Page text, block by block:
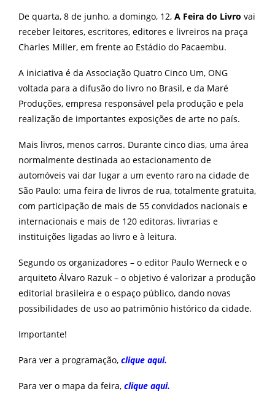
De quarta, 8 de junho, a domingo, 12, A Feira do Livro vai
receber leitores, escritores, editores e livreiros na praça
Charles Miller, em frente ao Estádio do Pacaembu.
A iniciativa é da Associação Quatro Cinco Um, ONG
voltada para a difusão do livro no Brasil, e da Maré
Produções, empresa responsável pela produção e pela
realização de importantes exposições de arte no país.
Mais livros, menos carros. Durante cinco dias, uma área
normalmente destinada ao estacionamento de
automóveis vai dar lugar a um evento raro na cidade de
São Paulo: uma feira de livros de rua, totalmente gratuita,
com participação de mais de 55 convidados nacionais e
internacionais e mais de 120 editoras, livrarias e
instituições ligadas ao livro e à leitura.
Segundo os organizadores – o editor Paulo Werneck e o
arquiteto Álvaro Razuk – o objetivo é valorizar a produção
editorial brasileira e o espaço público, dando novas
possibilidades de uso ao patrimônio histórico da cidade.
Importante!
Para ver a programação, clique aqui.
Para ver o mapa da feira, clique aqui.